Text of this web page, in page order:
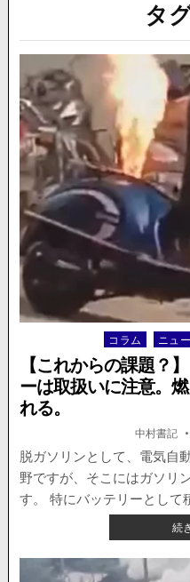
タ
Posted
in
コラム ニュ
【これからの課題？
ーは取扱いに注意。
れる。
著
者:
中村書記
脱ガソリンとして、電気自
野ですが、そこにはガソリ
す。 特にバッテリーとして
続